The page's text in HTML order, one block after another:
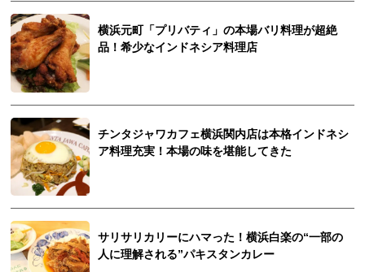
横浜元町「プリバティ」の本場バリ料理が超絶
品！希少なインドネシア料理店
チンタジャワカフェ横浜関内店は本格インドネシ
ア料理充実！本場の味を堪能してきた
サリサリカリーにハマった！横浜白楽の“一部の
人に理解される”パキスタンカレー